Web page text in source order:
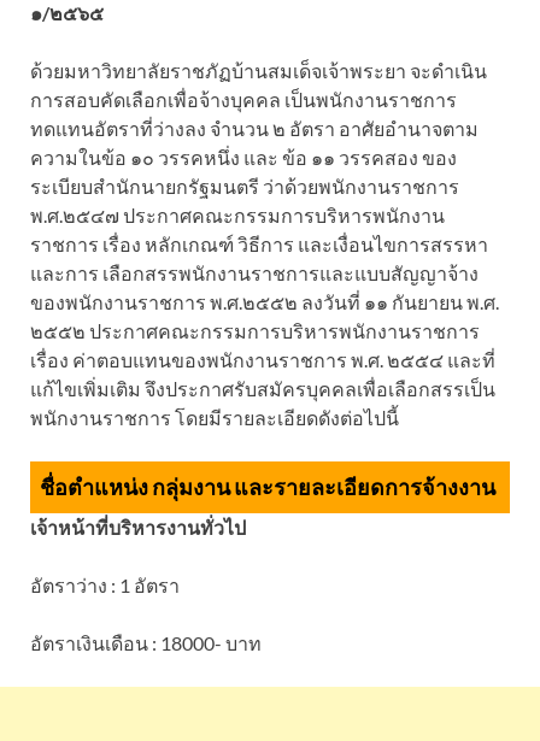
๑/๒๕๖๕
ด้วยมหาวิทยาลัยราชภัฏบ้านสมเด็จเจ้าพระยา จะดำเนิน
การสอบคัดเลือกเพื่อจ้างบุคคล เป็นพนักงานราชการ
ทดแทนอัตราที่ว่างลง จำนวน ๒ อัตรา อาศัยอำนาจตาม
ความในข้อ ๑๐ วรรคหนึ่ง และ ข้อ ๑๑ วรรคสอง ของ
ระเบียบสำนักนายกรัฐมนตรี ว่าด้วยพนักงานราชการ
พ.ศ.๒๕๔๗ ประกาศคณะกรรมการบริหารพนักงาน
ราชการ เรื่อง หลักเกณฑ์ วิธีการ และเงื่อนไขการสรรหา
และการ เลือกสรรพนักงานราชการและแบบสัญญาจ้าง
ของพนักงานราชการ พ.ศ.๒๕๕๒ ลงวันที่ ๑๑ กันยายน พ.ศ.
๒๕๕๒ ประกาศคณะกรรมการบริหารพนักงานราชการ
เรื่อง ค่าตอบแทนของพนักงานราชการ พ.ศ. ๒๕๕๔ และที่
แก้ไขเพิ่มเติม จึงประกาศรับสมัครบุคคลเพื่อเลือกสรรเป็น
พนักงานราชการ โดยมีรายละเอียดดังต่อไปนี้
ชื่อตำแหน่ง กลุ่มงาน และรายละเอียดการจ้างงาน
เจ้าหน้าที่บริหารงานทั่วไป
อัตราว่าง : 1 อัตรา
อัตราเงินเดือน : 18000- บาท